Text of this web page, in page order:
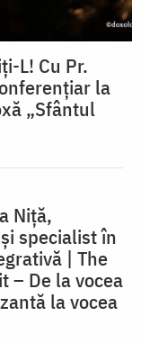
L! Cu Pr.
la
„Sfântul
Niță,
specialist în
| The
– De la vocea
la vocea